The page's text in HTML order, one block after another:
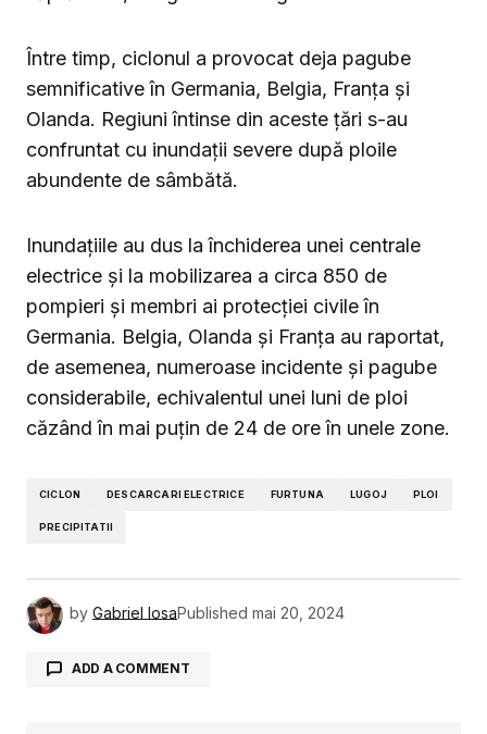
Între timp, ciclonul a provocat deja pagube
semnificative în Germania, Belgia, Franța și
Olanda. Regiuni întinse din aceste țări s-au
confruntat cu inundații severe după ploile
abundente de sâmbătă.
Inundațiile au dus la închiderea unei centrale
electrice și la mobilizarea a circa 850 de
pompieri și membri ai protecției civile în
Germania. Belgia, Olanda și Franța au raportat,
de asemenea, numeroase incidente și pagube
considerabile, echivalentul unei luni de ploi
căzând în mai puțin de 24 de ore în unele zone.
CICLON DESCARCARI ELECTRICE FURTUNA LUGOJ PLOI
PRECIPITATII
by Gabriel IosaPublished mai 20, 2024
ADD A COMMENT